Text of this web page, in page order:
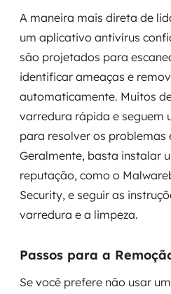
A maneira mais direta de
um aplicativo antivírus
são projetados para
identificar ameaças e
automaticamente. Muitos
varredura rápida e seguem
para resolver os problemas
Geralmente, basta instalar
reputação, como o
Security, e seguir as
varredura e a limpeza.
Passos para a
Se você prefere não usar